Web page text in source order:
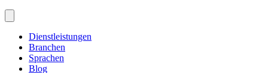
Dienstleistungen
Branchen
Sprachen
Blog